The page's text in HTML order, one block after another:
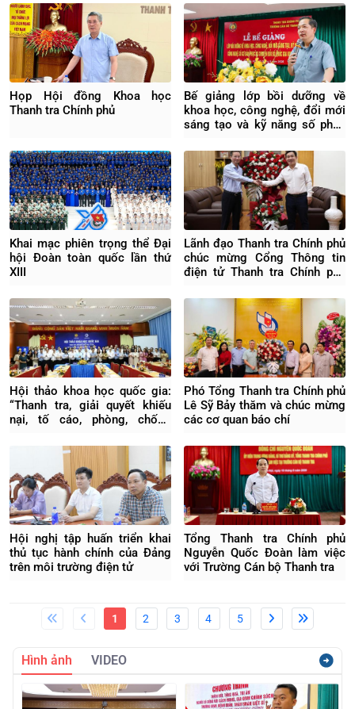
Họp Hội đồng Khoa học
Thanh tra Chính phủ
Bế giảng lớp bồi dưỡng về
khoa học, công nghệ, đổi mới
sáng tạo và kỹ năng số phục
Khai mạc phiên trọng thể Đại
hội Đoàn toàn quốc lần thứ
XIII
Lãnh đạo Thanh tra Chính phủ
chúc mừng Cổng Thông tin
điện tử Thanh tra Chính phủ
Hội thảo khoa học quốc gia:
“Thanh tra, giải quyết khiếu
nại, tố cáo, phòng, chống
trong kỷ nguyên mới”
Phó Tổng Thanh tra Chính phủ
Lê Sỹ Bảy thăm và chúc mừng
các cơ quan báo chí
Hội nghị tập huấn triển khai
thủ tục hành chính của Đảng
trên môi trường điện tử
Tổng Thanh tra Chính phủ
Nguyễn Quốc Đoàn làm việc
với Trường Cán bộ Thanh tra
1 2 3 4 5
Hình ảnh VIDEO